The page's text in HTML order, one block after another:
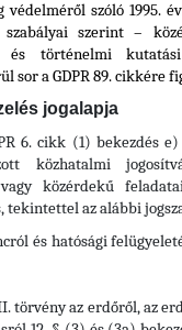
védelméről szóló 1995.
szerint –
és történelmi
sor a GDPR 89. cikkére
jogalapja
6. cikk (1) bekezdés
közhatalmi
közérdekű
tekintettel az alábbi
és hatósági
törvény az erdőről, az